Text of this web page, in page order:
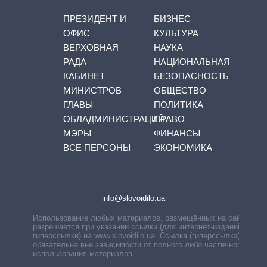
ПРЕЗИДЕНТ И
ОФИС
ВЕРХОВНАЯ
РАДА
КАБИНЕТ
МИНИСТРОВ
ГЛАВЫ
ОБЛАДМИНИСТРАЦИЙ
МЭРЫ
ВСЕ ПЕРСОНЫ
БИЗНЕС
КУЛЬТУРА
НАУКА
НАЦИОНАЛЬНАЯ
БЕЗОПАСНОСТЬ
ОБЩЕСТВО
ПОЛИТИКА
ПРАВО
ФИНАНСЫ
ЭКОНОМИКА
info@slovoidilo.ua
Использование любых материалов, размещённых на сайте,
разрешается при указании ссылки (для интернет-изданий —
гиперссылки) на www.slovoidilo.ua. Ссылка (гиперссылка)
обязательна вне зависимости от полного либо частичного
использования материалов.